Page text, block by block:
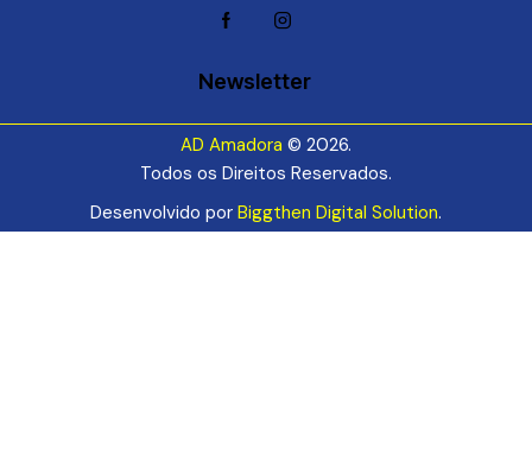
Newsletter
AD Amadora © 2026.
Todos os Direitos Reservados.
Desenvolvido por Biggthen Digital Solution.